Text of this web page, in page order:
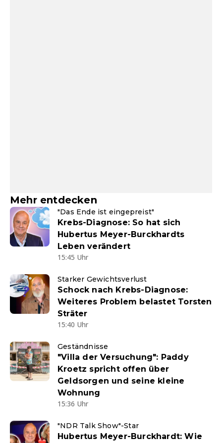
Mehr entdecken
"Das Ende ist eingepreist"
Krebs-Diagnose: So hat sich
Hubertus Meyer-Burckhardts
Leben verändert
15:45 Uhr
Starker Gewichtsverlust
Schock nach Krebs-Diagnose:
Weiteres Problem belastet Torsten
Sträter
15:40 Uhr
Geständnisse
"Villa der Versuchung": Paddy
Kroetz spricht offen über
Geldsorgen und seine kleine
Wohnung
15:36 Uhr
"NDR Talk Show"-Star
Hubertus Meyer-Burckhardt: Wie